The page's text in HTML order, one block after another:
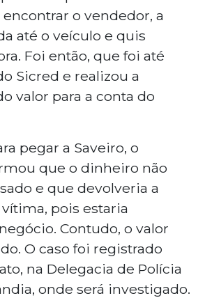
o vendedor, a
até o veículo e quis
Foi então, que foi até
Sicred e realizou a
valor para a conta do
pegar a Saveiro, o
que o dinheiro não
e que devolveria a
pois estaria
Contudo, o valor
O caso foi registrado
na Delegacia de Polícia
onde será investigado.